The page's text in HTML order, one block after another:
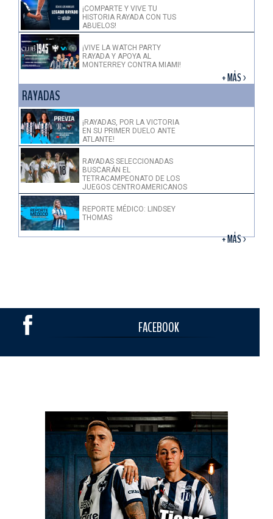
¡COMPARTE Y VIVE TU
HISTORIA RAYADA CON TUS
ABUELOS!
¡VIVE LA WATCH PARTY
RAYADA Y APOYA AL
MONTERREY CONTRA MIAMI!
+ MÁS >
RAYADAS
¡RAYADAS, POR LA VICTORIA
EN SU PRIMER DUELO ANTE
ATLANTE!
RAYADAS SELECCIONADAS
BUSCARÁN EL
TETRACAMPEONATO DE LOS
JUEGOS CENTROAMERICANOS
REPORTE MÉDICO: LINDSEY
THOMAS
+ MÁS >
FACEBOOK